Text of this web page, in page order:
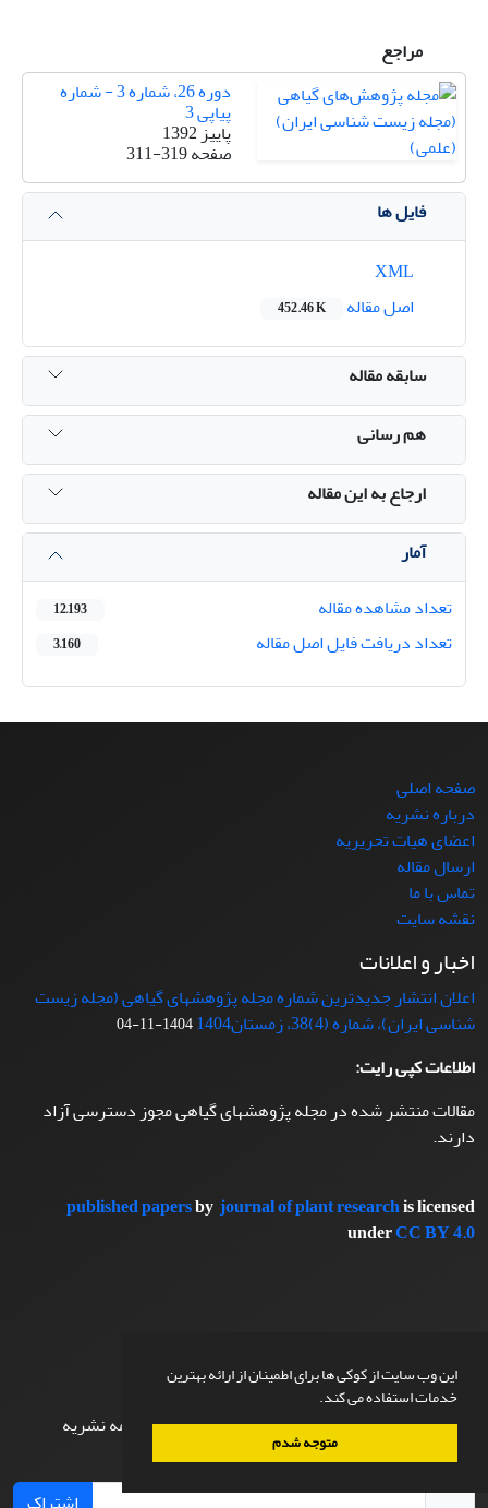
این وب سایت از کوکی ها برای اطمینان از ارائه بهترین
خدمات استفاده می کند.
متوجه شدم
مراجع
دوره 26، شماره 3 - شماره
پیاپی 3
پاییز 1392
صفحه311-319
فایل ها
اصل مقاله
452.46 K
سابقه مقاله
هم رسانی
ارجاع به این مقاله
آمار
تعداد مشاهده مقاله
12,193
تعداد دریافت فایل اصل مقاله 3,160
صفحه اصلی
درباره نشریه
اعضای هیات تحریریه
ارسال مقاله
تماس با ما
نقشه سایت
اخبار و اعلانات
اعلان انتشار جدیدترین شماره مجله پژوهشهای گیاهی (مجله زیست
شناسی ایران)، شماره (4)38، زمستان1404
1404-11-04
اطلاعات کپی رایت:
مقالات منتشر شده در مجله پژوهشهای گیاهی مجوز دسترسی آزاد
دارند.
published papersbyjournal of plant researchis licensed
underCC BY 4.0
اشتراک خبرنامه
برای دریافت اخبار و اطلاعیه های مهم نشریه در خبرنامه نشریه